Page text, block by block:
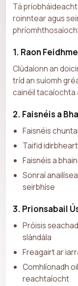
Tá
roinntear agus
1. Raon
Clúdaíonn an
tríd an suíomh
cainéil tacaíochta
2. Faisnéis a
Faisnéis
Taifid
Faisnéis a
Sonraí
seirbhíse
3. Prionsabail
Próisis
slándála
Freagairt ar
Comhlíonadh
reachtaíocht